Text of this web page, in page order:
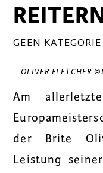
GEEN KATEGORIE
OLIVER FLETCHER
Am
der Brite
Leistung